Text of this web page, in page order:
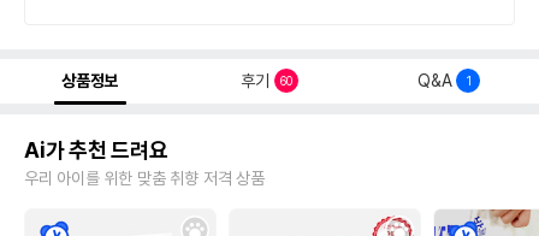
상품정보 후기 60 Q&A 1
Ai가 추천 드려요
우리 아이를 위한 맞춤 취향 저격 상품